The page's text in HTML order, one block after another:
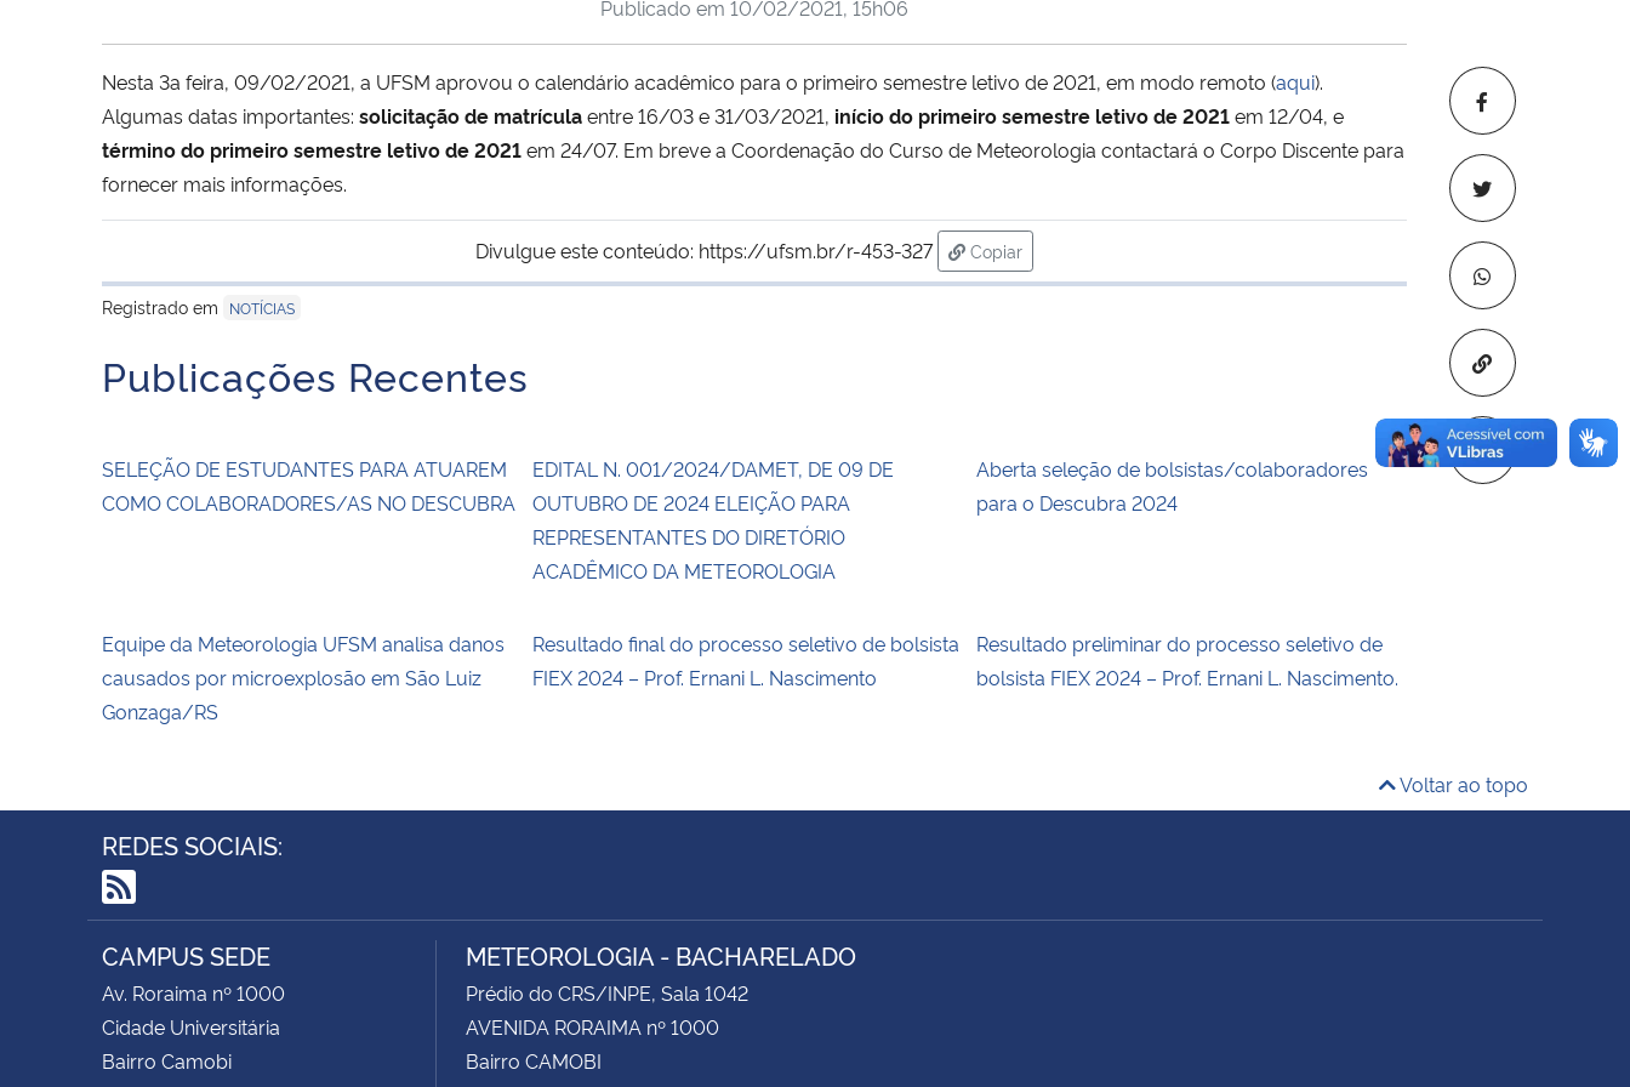
Copiar para
Publicado em 10/02/2021, 15h06
Nesta 3a feira, 09/02/2021, a UFSM aprovou o calendário acadêmico para o primeiro semestre letivo de 2021, em modo remoto (aqui).
Algumas datas importantes: solicitação de matrículaentre 16/03 e 31/03/2021, início do primeiro semestre letivo de 2021em 12/04, e
término do primeiro semestre letivo de 2021em 24/07. Em breve a Coordenação do Curso de Meteorologia contactará o Corpo Discente para
fornecer mais informações.
Divulgue este conteúdo: https://ufsm.br/r-453-327
Copiar
para área de transferência
Registrado em
NOTÍCIAS
Publicações Recentes
SELEÇÃO DE ESTUDANTES PARA ATUAREM
COMO COLABORADORES/AS NO DESCUBRA
EDITAL N. 001/2024/DAMET, DE 09 DE
OUTUBRO DE 2024 ELEIÇÃO PARA
REPRESENTANTES DO DIRETÓRIO
ACADÊMICO DA METEOROLOGIA
Aberta seleção de bolsistas/colaboradores
para o Descubra 2024
Equipe da Meteorologia UFSM analisa danos
causados por microexplosão em São Luiz
Gonzaga/RS
Resultado final do processo seletivo de bolsista
FIEX 2024 – Prof. Ernani L. Nascimento
Resultado preliminar do processo seletivo de
bolsista FIEX 2024 – Prof. Ernani L. Nascimento.
Voltar ao topo
REDES SOCIAIS:
RSS
CAMPUS SEDE
Av. Roraima nº 1000
Cidade Universitária
Bairro Camobi
METEOROLOGIA - BACHARELADO
Prédio do CRS/INPE, Sala 1042
AVENIDA RORAIMA nº 1000
Bairro CAMOBI